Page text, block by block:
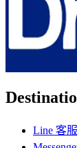
Line 客服